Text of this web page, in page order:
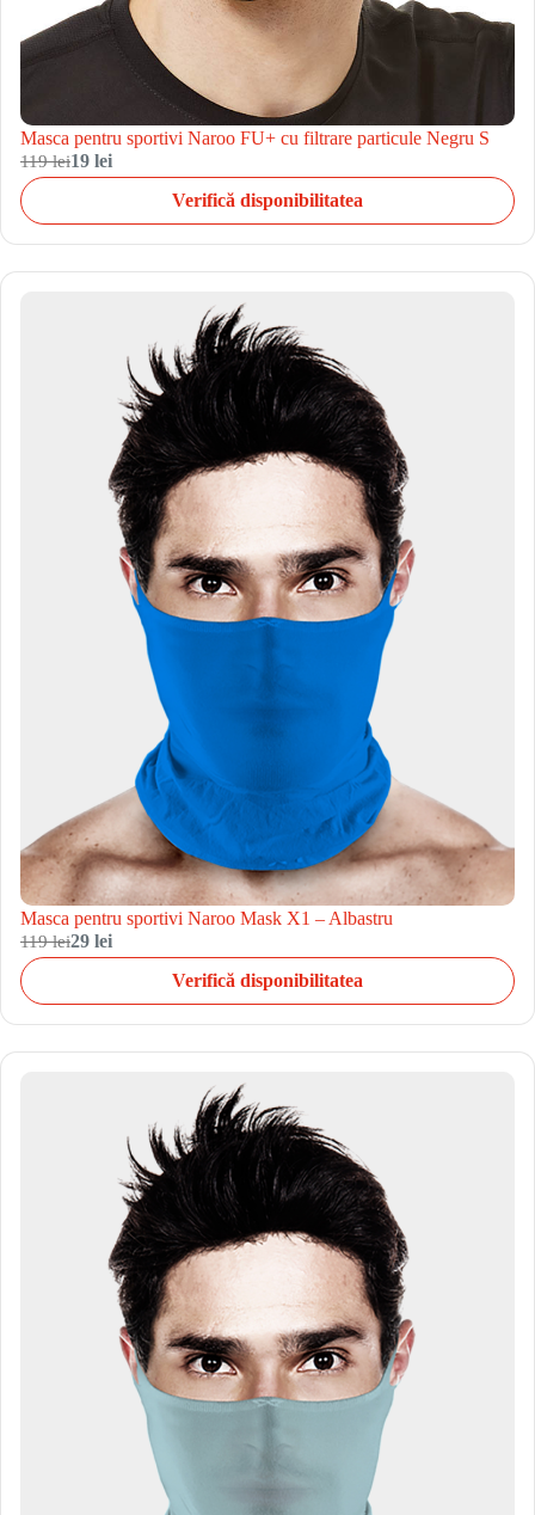
Masca pentru sportivi Naroo FU+ cu filtrare particule Negru S
119 lei19 lei
Verifică disponibilitatea
Masca pentru sportivi Naroo Mask X1 – Albastru
119 lei29 lei
Verifică disponibilitatea